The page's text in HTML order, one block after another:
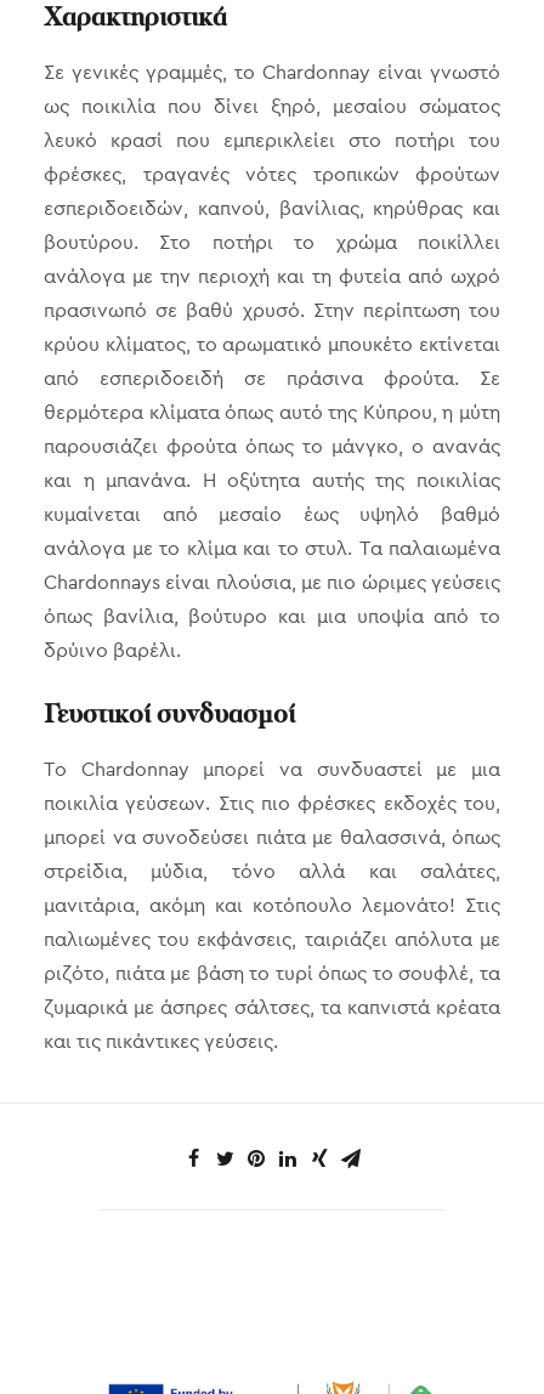
Χαρακτηριστικά
Σε γενικές γραμμές, το Chardonnay είναι γνωστό
ως ποικιλία που δίνει ξηρό, μεσαίου σώματος
λευκό κρασί που εμπερικλείει στο ποτήρι του
φρέσκες, τραγανές νότες τροπικών φρούτων
εσπεριδοειδών, καπνού, βανίλιας, κηρύθρας και
βουτύρου. Στο ποτήρι το χρώμα ποικίλλει
ανάλογα με την περιοχή και τη φυτεία από ωχρό
πρασινωπό σε βαθύ χρυσό. Στην περίπτωση του
κρύου κλίματος, το αρωματικό μπουκέτο εκτίνεται
από εσπεριδοειδή σε πράσινα φρούτα. Σε
θερμότερα κλίματα όπως αυτό της Κύπρου, η μύτη
παρουσιάζει φρούτα όπως το μάνγκο, ο ανανάς
και η μπανάνα. Η οξύτητα αυτής της ποικιλίας
κυμαίνεται από μεσαίο έως υψηλό βαθμό
ανάλογα με το κλίμα και το στυλ. Τα παλαιωμένα
Chardonnays είναι πλούσια, με πιο ώριμες γεύσεις
όπως βανίλια, βούτυρο και μια υποψία από το
δρύινο βαρέλι.
Γευστικοί συνδυασμοί
Το Chardonnay μπορεί να συνδυαστεί με μια
ποικιλία γεύσεων. Στις πιο φρέσκες εκδοχές του,
μπορεί να συνοδεύσει πιάτα με θαλασσινά, όπως
στρείδια, μύδια, τόνο αλλά και σαλάτες,
μανιτάρια, ακόμη και κοτόπουλο λεμονάτο! Στις
παλιωμένες του εκφάνσεις, ταιριάζει απόλυτα με
ριζότο, πιάτα με βάση το τυρί όπως το σουφλέ, τα
ζυμαρικά με άσπρες σάλτσες, τα καπνιστά κρέατα
και τις πικάντικες γεύσεις.